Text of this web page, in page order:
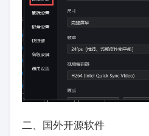
二、国外开源软件